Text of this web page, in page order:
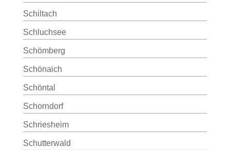
Schiltach
Schluchsee
Schömberg
Schönaich
Schöntal
Schorndorf
Schriesheim
Schutterwald